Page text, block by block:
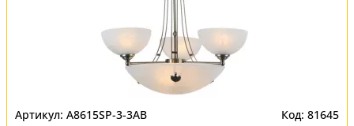
A8615SP-3-3AB 81645